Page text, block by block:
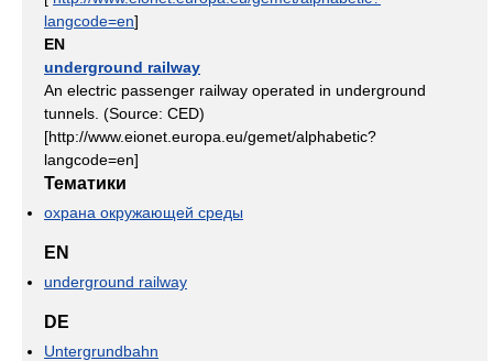
langcode=en]
EN
underground railway
An electric passenger railway operated in underground
tunnels. (Source: CED)
[http://www.eionet.europa.eu/gemet/alphabetic?
langcode=en]
Тематики
охрана окружающей среды
EN
underground railway
DE
Untergrundbahn